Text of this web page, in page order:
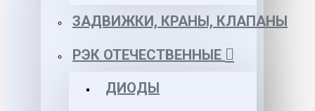
ЗАДВИЖКИ, КРАНЫ, КЛАПАНЫ
РЭК ОТЕЧЕСТВЕННЫЕ
ДИОДЫ